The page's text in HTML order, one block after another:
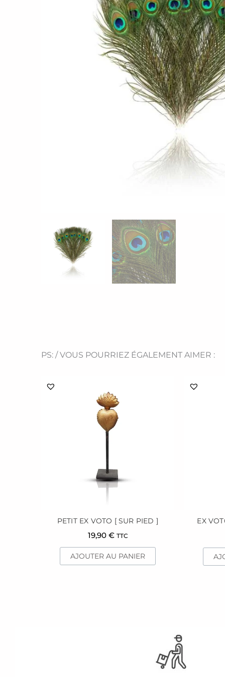
PS: / VOUS POURRIEZ ÉGALEMENT AIMER :
PETIT EX VOTO [ SUR PIED ]
19,90 € TTC
AJOUTER AU PANIER
EX